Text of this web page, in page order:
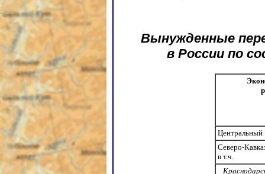
Вынужденные
в России по
Центральный
Северо-
в т.ч.